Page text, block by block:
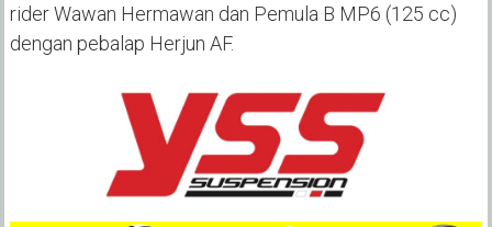
rider Wawan Hermawan dan Pemula B MP6 (125 cc)
dengan pebalap Herjun AF.